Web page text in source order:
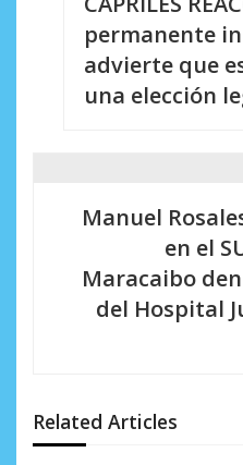
e
permanente
advierte que
una elección
Manuel
en el
Maracaibo
del Hospital
Related Articles